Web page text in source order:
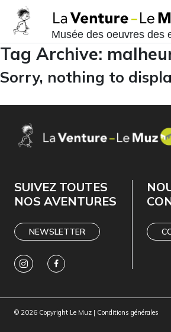
Musée des oeuvres des
Tag Archive:
Sorry, nothing to
SUIVEZ TOUTES
NOS AVENTURES
NEWSLETTER
© 2026 Copyright Le Muz | Conditions générales